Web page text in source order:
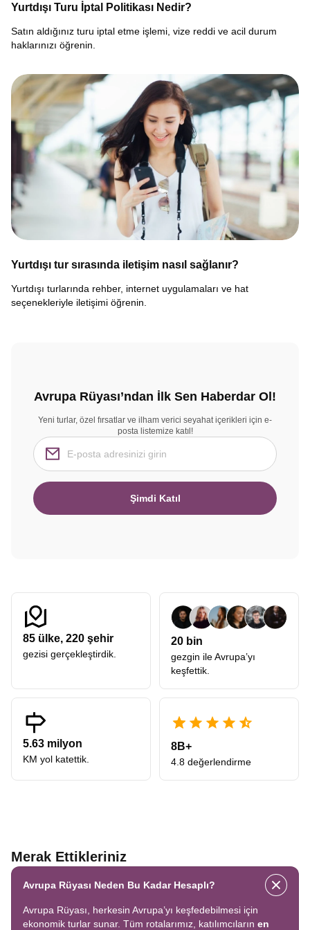
Yurtdışı Turu İptal Politikası Nedir?
Satın aldığınız turu iptal etme işlemi, vize reddi ve acil durum
haklarınızı öğrenin.
Yurtdışı tur sırasında iletişim nasıl sağlanır?
Yurtdışı turlarında rehber, internet uygulamaları ve hat
seçenekleriyle iletişimi öğrenin.
Avrupa Rüyası’ndan İlk Sen Haberdar Ol!
Yeni turlar, özel fırsatlar ve ilham verici seyahat içerikleri için e-
posta listemize katıl!
Şimdi Katıl
85 ülke, 220 şehir
gezisi gerçekleştirdik.
20 bin
gezgin ile Avrupa’yı
keşfettik.
5.63 milyon
KM yol katettik.
8B+
4.8 değerlendirme
Merak Ettikleriniz
Avrupa Rüyası Neden Bu Kadar Hesaplı?
Avrupa Rüyası, herkesin Avrupa’yı keşfedebilmesi için
ekonomik turlar sunar. Tüm rotalarımız, katılımcıların en